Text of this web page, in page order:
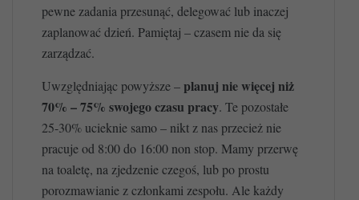
pewne zadania przesunąć, delegować lub inaczej
zaplanować dzień. Pamiętaj – czasem nie da się
zarządzać.
Uwzględniając powyższe –planuj nie więcej niż
70% – 75% swojego czasu pracy. Te pozostałe
25-30% ucieknie samo – nikt z nas przecież nie
pracuje od 8:00 do 16:00 non stop. Mamy przerwę
na toaletę, na zjedzenie czegoś, lub po prostu
porozmawianie z członkami zespołu. Ale każdy